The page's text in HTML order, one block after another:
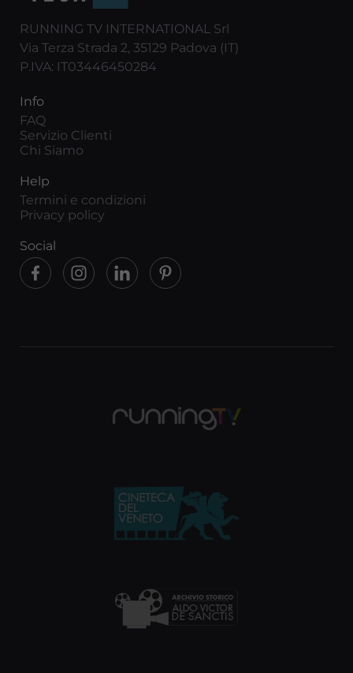
RUNNING TV INTERNATIONAL Srl
Via Terza Strada 2, 35129 Padova (IT)
P.IVA: IT03446450284
Info
FAQ
Servizio Clienti
Chi Siamo
Help
Termini e condizioni
Privacy policy
Social